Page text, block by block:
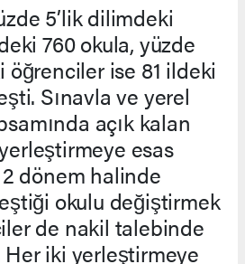
5’lik dilimdeki
760 okula, yüzde
öğrenciler ise 81 ildeki
Sınavla ve yerel
açık kalan
esas
dönem halinde
okulu değiştirmek
de nakil talebinde
iki yerleştirmeye